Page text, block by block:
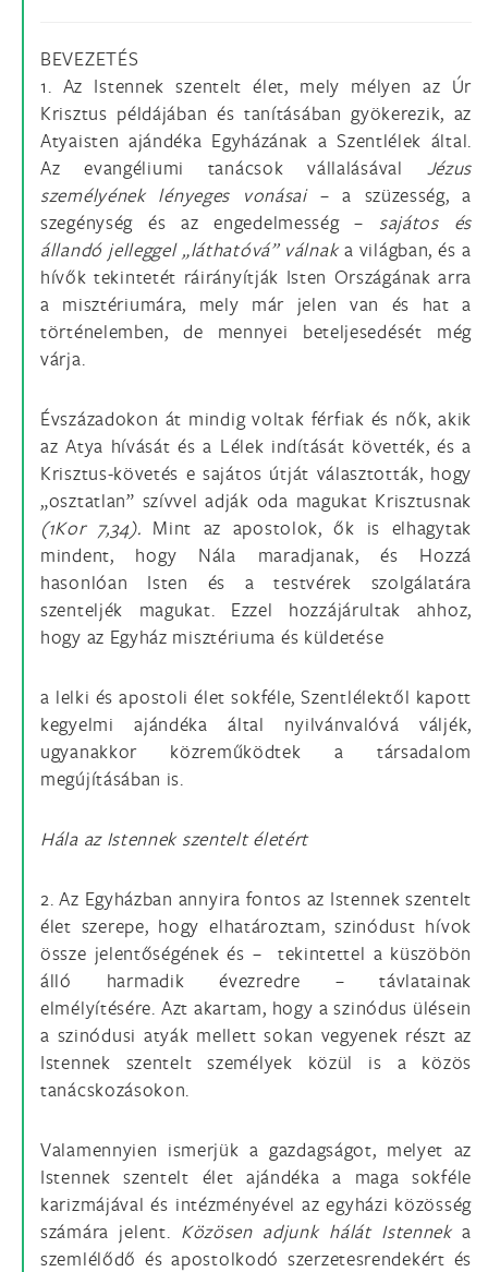
BEVEZETÉS
1. Az Istennek szentelt élet, mely mélyen az Úr
Krisztus példájában és tanításában gyökerezik, az
Atyaisten ajándéka Egyházának a Szentlélek által.
Az evangéliumi tanácsok vállalásával Jézus
személyének lényeges vonásai– a szüzesség, a
szegénység és az engedelmesség – sajátos és
állandó jelleggel „láthatóvá” válnaka világban, és a
hívők tekintetét ráirányítják Isten Országának arra
a misztériumára, mely már jelen van és hat a
történelemben, de mennyei beteljesedését még
várja.
Évszázadokon át mindig voltak férfiak és nők, akik
az Atya hívását és a Lélek indítását követték, és a
Krisztus-követés e sajátos útját választották, hogy
„osztatlan” szívvel adják oda magukat Krisztusnak
(1Kor 7,34). Mint az apostolok, ők is elhagytak
mindent, hogy Nála maradjanak, és Hozzá
hasonlóan Isten és a testvérek szolgálatára
szenteljék magukat. Ezzel hozzájárultak ahhoz,
hogy az Egyház misztériuma és küldetése
a lelki és apostoli élet sokféle, Szentlélektől kapott
kegyelmi ajándéka által nyilvánvalóvá váljék,
ugyanakkor közreműködtek a társadalom
megújításában is.
Hála az Istennek szentelt életért
2. Az Egyházban annyira fontos az Istennek szentelt
élet szerepe, hogy elhatároztam, szinódust hívok
össze jelentőségének és – tekintettel a küszöbön
álló harmadik évezredre – távlatainak
elmélyítésére. Azt akartam, hogy a szinódus ülésein
a szinódusi atyák mellett sokan vegyenek részt az
Istennek szentelt személyek közül is a közös
tanácskozásokon.
Valamennyien ismerjük a gazdagságot, melyet az
Istennek szentelt élet ajándéka a maga sokféle
karizmájával és intézményével az egyházi közösség
számára jelent. Közösen adjunk hálát Istenneka
szemlélődő és apostolkodó szerzetesrendekért és